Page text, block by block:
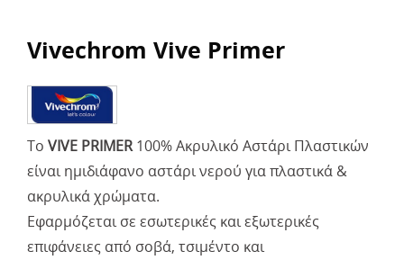
Vivechrom Vive Primer
Το VIVE PRIMER100% Ακρυλικό Αστάρι Πλαστικών
είναι ημιδιάφανο αστάρι νερού για πλαστικά &
ακρυλικά χρώματα.
Εφαρμόζεται σε εσωτερικές και εξωτερικές
επιφάνειες από σοβά, τσιμέντο και